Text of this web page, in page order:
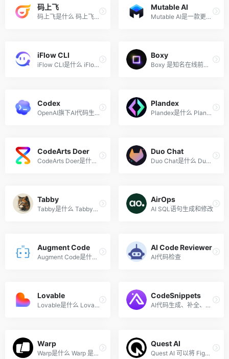
码上飞
码上飞是什么 码上飞（CodeFl...
Mutable AI
Mutable AI是一款更全面的Git...
iFlow CLI
iFlow CLI是什么 iFlow CLI ...
Boxy
Boxy 是知名在线前端代码编辑...
Codex
OpenAI旗下AI代码生成训练模型
Plandex
Plandex是什么 Plandex是一个...
CodeArts Doer
CodeArts Doer是什么 CodeArt...
Duo Chat
Duo Chat是什么 Duo Chat 是...
Tabby
Tabby是什么 Tabby是一个自托...
AirOps
AI SQL语句生成和修改
Augment Code
Augment Code是什么 Augment ...
AI Code Reviewer
AI代码检查
Lovable
Lovable是什么 Lovable是强大...
CodeSnippets
AI代码生成、补全、分析、重...
Warp
Warp是什么 Warp 是现代化的...
Quest AI
Quest AI 可以将 Figma 设计...